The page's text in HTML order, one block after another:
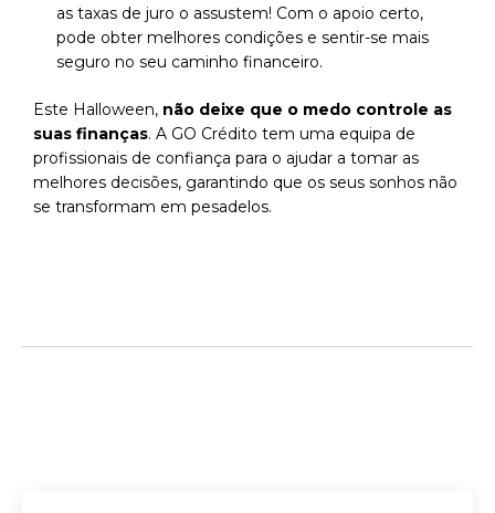
as taxas de juro o assustem! Com o apoio certo,
pode obter melhores condições e sentir-se mais
seguro no seu caminho financeiro.
Este Halloween, não deixe que o medo controle as
suas finanças. A GO Crédito tem uma equipa de
profissionais de confiança para o ajudar a tomar as
melhores decisões, garantindo que os seus sonhos não
se transformam em pesadelos.